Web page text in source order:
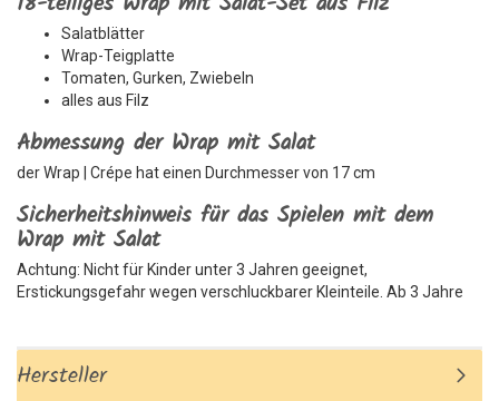
Salatblätter
Wrap-Teigplatte
Tomaten, Gurken, Zwiebeln
alles aus Filz
Abmessung der Wrap mit Salat
der Wrap | Crépe hat einen Durchmesser von 17 cm
Sicherheitshinweis für das Spielen mit dem
Wrap mit Salat
Achtung: Nicht für Kinder unter 3 Jahren geeignet,
Erstickungsgefahr wegen verschluckbarer Kleinteile. Ab 3 Jahre
Hersteller